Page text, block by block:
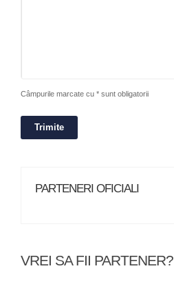
Câmpurile marcate cu * sunt obligatorii
PARTENERI OFICIALI
VREI SA FII PARTENER?